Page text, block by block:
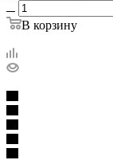
В корзину